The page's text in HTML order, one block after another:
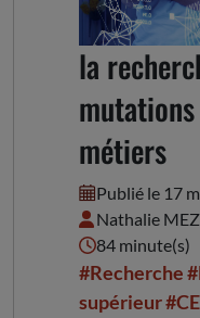
la
métiers
Publié le 17
Nathalie
84 minute(s)
#Recherche
supérieur